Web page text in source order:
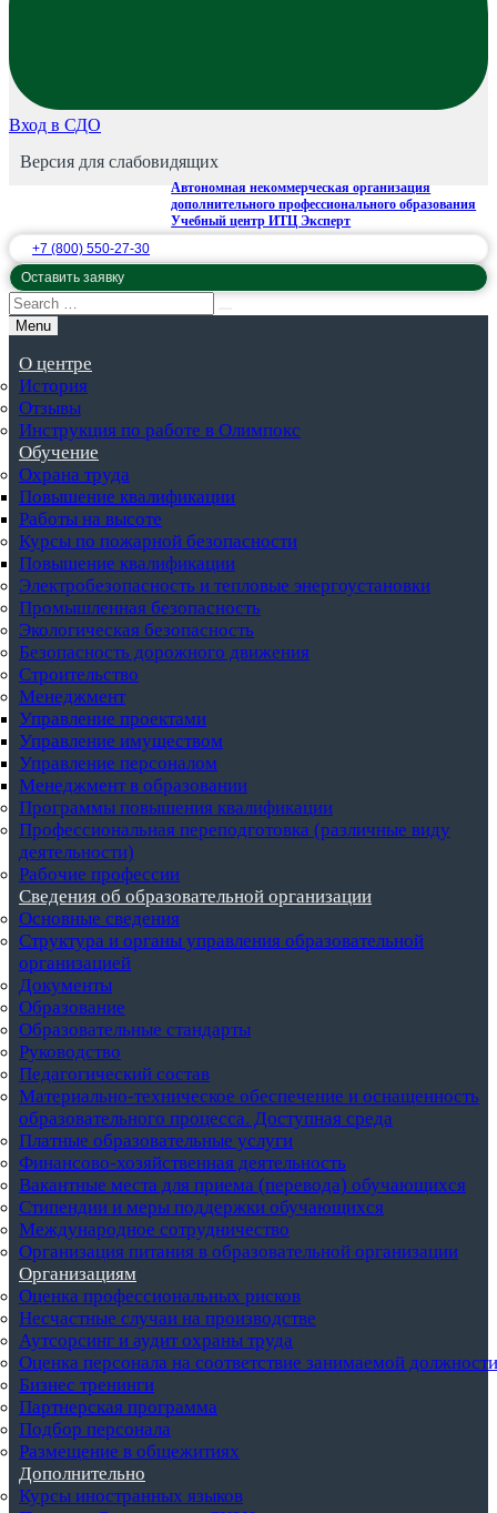
Вход в СДО
Версия для слабовидящих
Автономная некоммерческая организация
дополнительного профессионального образования
Учебный центр ИТЦ Эксперт
+7 (800) 550-27-30
Оставить заявку
Menu
О центре
История
Отзывы
Инструкция по работе в Олимпокс
Обучение
Охрана труда
Повышение квалификации
Работы на высоте
Курсы по пожарной безопасности
Повышение квалификации
Электробезопасность и тепловые энергоустановки
Промышленная безопасность
Экологическая безопасность
Безопасность дорожного движения
Строительство
Менеджмент
Управление проектами
Управление имуществом
Управление персоналом
Менеджмент в образовании
Программы повышения квалификации
Профессиональная переподготовка (различные виду
деятельности)
Рабочие профессии
Сведения об образовательной организации
Основные сведения
Структура и органы управления образовательной
организацией
Документы
Образование
Образовательные стандарты
Руководство
Педагогический состав
Материально-техническое обеспечение и оснащенность
образовательного процесса. Доступная среда
Платные образовательные услуги
Финансово-хозяйственная деятельность
Вакантные места для приема (перевода) обучающихся
Стипендии и меры поддержки обучающихся
Международное сотрудничество
Организация питания в образовательной организации
Организациям
Оценка профессиональных рисков
Несчастные случаи на производстве
Аутсорсинг и аудит охраны труда
Оценка персонала на соответствие занимаемой должности
Бизнес тренинги
Партнерская программа
Подбор персонала
Размещение в общежитиях
Дополнительно
Курсы иностранных языков